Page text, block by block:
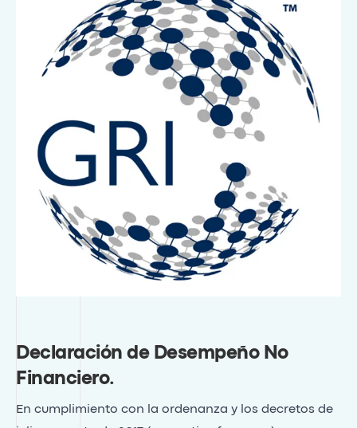
Declaración de Desempeño No
Financiero.
En cumplimiento con la ordenanza y los decretos de